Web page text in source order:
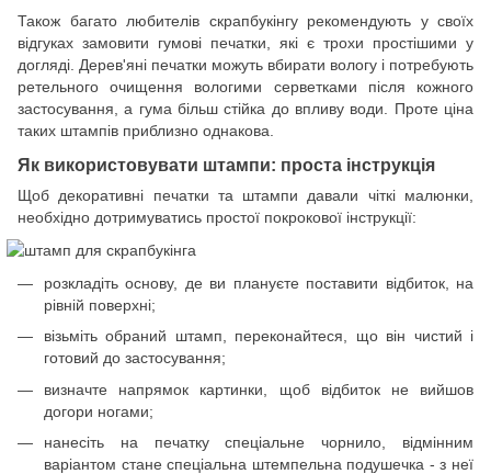
Також багато любителів скрапбукінгу рекомендують у своїх
відгуках замовити гумові печатки, які є трохи простішими у
догляді. Дерев'яні печатки можуть вбирати вологу і потребують
ретельного очищення вологими серветками після кожного
застосування, а гума більш стійка до впливу води. Проте ціна
таких штампів приблизно однакова.
Як використовувати штампи: проста інструкція
Щоб декоративні печатки та штампи давали чіткі малюнки,
необхідно дотримуватись простої покрокової інструкції:
розкладіть основу, де ви плануєте поставити відбиток, на
рівній поверхні;
візьміть обраний штамп, переконайтеся, що він чистий і
готовий до застосування;
визначте напрямок картинки, щоб відбиток не вийшов
догори ногами;
нанесіть на печатку спеціальне чорнило, відмінним
варіантом стане спеціальна штемпельна подушечка - з неї